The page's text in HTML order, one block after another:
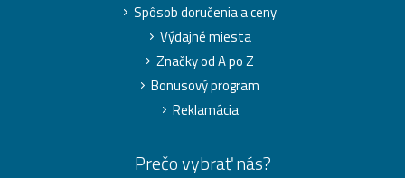
Spôsob doručenia a ceny
Výdajné miesta
Značky od A po Z
Bonusový program
Reklamácia
Prečo vybrať nás?